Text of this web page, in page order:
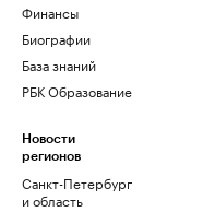
Финансы
Биографии
База знаний
РБК Образование
Новости
регионов
Санкт-Петербург
и область